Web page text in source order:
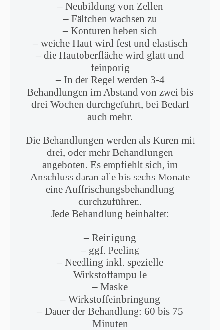
– Neubildung von Zellen
– Fältchen wachsen zu
– Konturen heben sich
– weiche Haut wird fest und elastisch
– die Hautoberfläche wird glatt und
feinporig
– In der Regel werden 3-4
Behandlungen im Abstand von zwei bis
drei Wochen durchgeführt, bei Bedarf
auch mehr.
Die Behandlungen werden als Kuren mit
drei, oder mehr Behandlungen
angeboten. Es empfiehlt sich, im
Anschluss daran alle bis sechs Monate
eine Auffrischungsbehandlung
durchzuführen.
Jede Behandlung beinhaltet:
– Reinigung
– ggf. Peeling
– Needling inkl. spezielle
Wirkstoffampulle
– Maske
– Wirkstoffeinbringung
– Dauer der Behandlung: 60 bis 75
Minuten